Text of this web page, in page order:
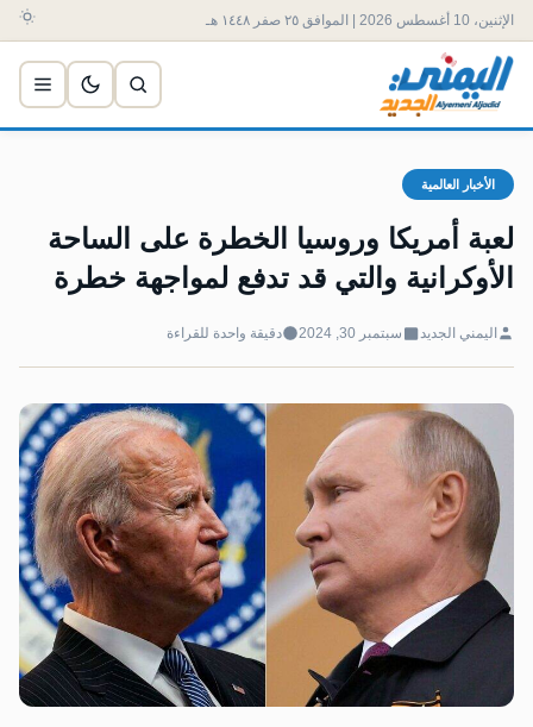
الإثنين، 10 أغسطس 2026 | الموافق ٢٥ صفر ١٤٤٨ هـ
الأخبار العالمية
لعبة أمريكا وروسيا الخطرة على الساحة
الأوكرانية والتي قد تدفع لمواجهة خطرة
اليمني الجديد سبتمبر 30, 2024 دقيقة واحدة للقراءة